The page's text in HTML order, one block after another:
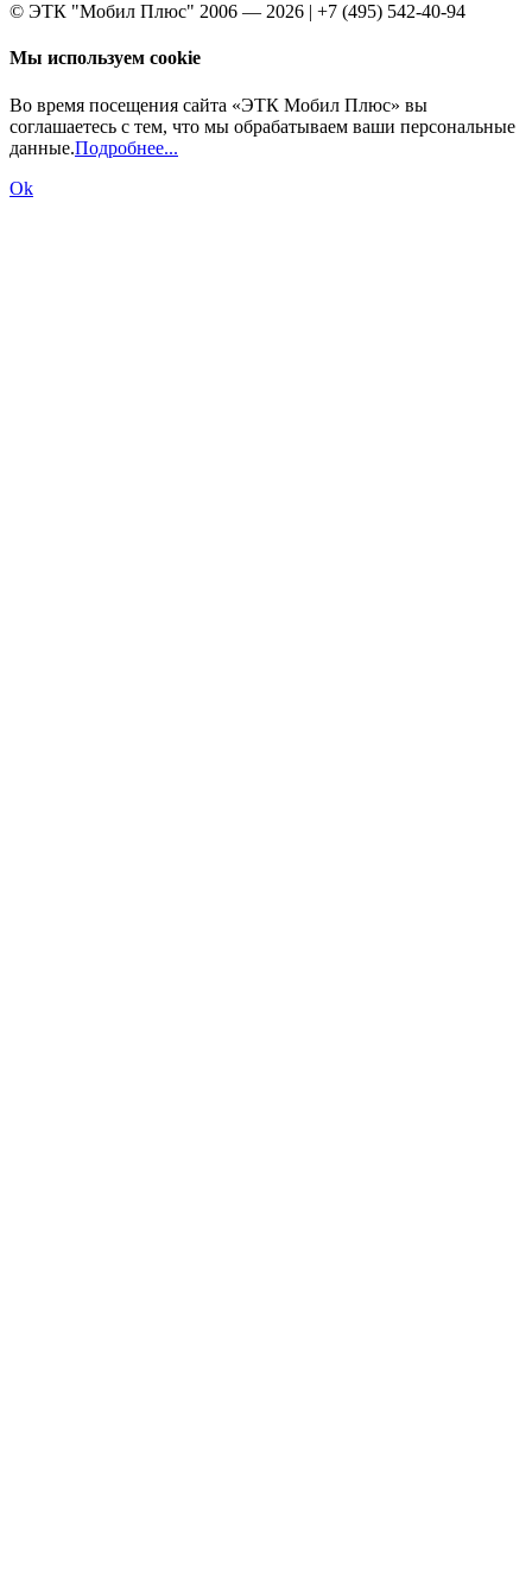
© ЭТК "Мобил Плюс" 2006 — 2026 | +7 (495) 542-40-94
Мы используем cookie
Во время посещения сайта «ЭТК Мобил Плюс» вы
соглашаетесь с тем, что мы обрабатываем ваши персональные
данные.Подробнее...
Ok